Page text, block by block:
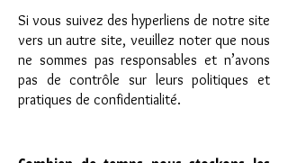
Si vous suivez des hyperliens de notre site
vers un autre site, veuillez noter que nous
ne sommes pas responsables et n’avons
pas de contrôle sur leurs politiques et
pratiques de confidentialité.